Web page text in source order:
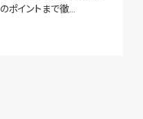
のポイントまで徹...